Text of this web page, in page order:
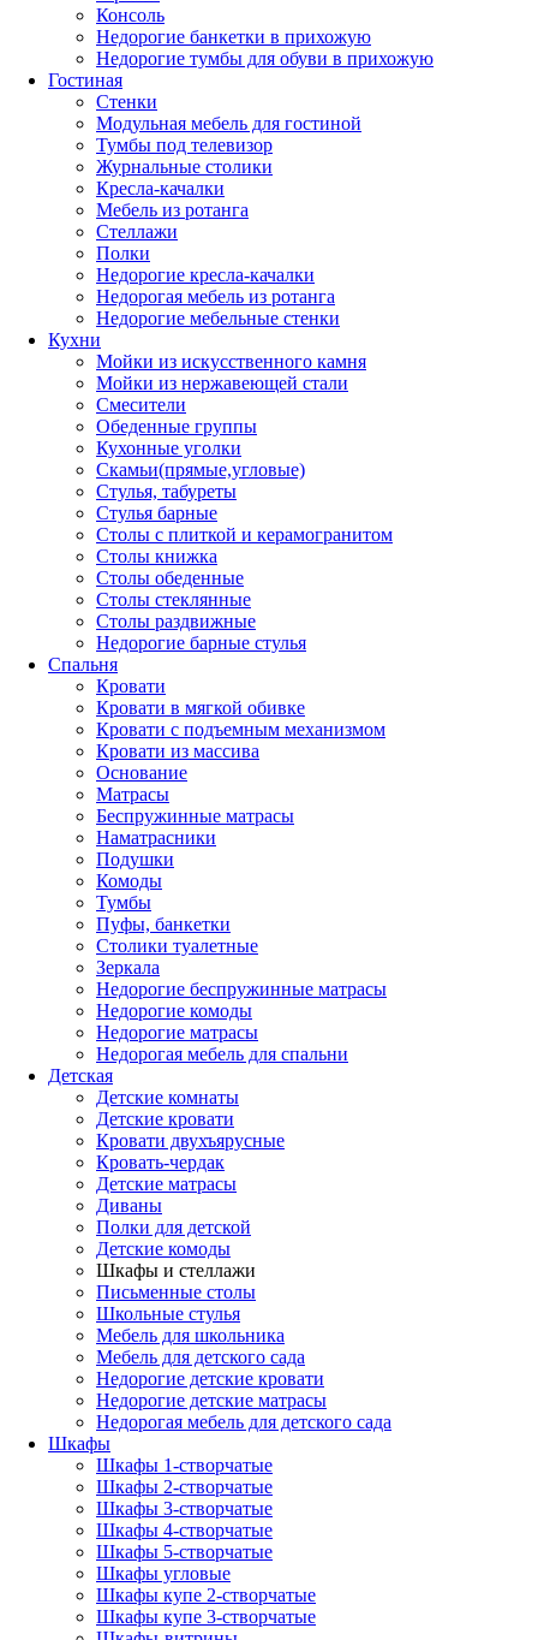
Консоль
Недорогие банкетки в прихожую
Недорогие тумбы для обуви в прихожую
Гостиная
Стенки
Модульная мебель для гостиной
Тумбы под телевизор
Журнальные столики
Кресла-качалки
Мебель из ротанга
Стеллажи
Полки
Недорогие кресла-качалки
Недорогая мебель из ротанга
Недорогие мебельные стенки
Кухни
Мойки из искусственного камня
Мойки из нержавеющей стали
Смесители
Обеденные группы
Кухонные уголки
Скамьи(прямые,угловые)
Стулья, табуреты
Стулья барные
Столы с плиткой и керамогранитом
Столы книжка
Столы обеденные
Столы стеклянные
Столы раздвижные
Недорогие барные стулья
Спальня
Кровати
Кровати в мягкой обивке
Кровати с подъемным механизмом
Кровати из массива
Основание
Матрасы
Беспружинные матрасы
Наматрасники
Подушки
Комоды
Тумбы
Пуфы, банкетки
Столики туалетные
Зеркала
Недорогие беспружинные матрасы
Недорогие комоды
Недорогие матрасы
Недорогая мебель для спальни
Детская
Детские комнаты
Детские кровати
Кровати двухъярусные
Кровать-чердак
Детские матрасы
Диваны
Полки для детской
Детские комоды
Шкафы и стеллажи
Письменные столы
Школьные стулья
Мебель для школьника
Мебель для детского сада
Недорогие детские кровати
Недорогие детские матрасы
Недорогая мебель для детского сада
Шкафы
Шкафы 1-створчатые
Шкафы 2-створчатые
Шкафы 3-створчатые
Шкафы 4-створчатые
Шкафы 5-створчатые
Шкафы угловые
Шкафы купе 2-створчатые
Шкафы купе 3-створчатые